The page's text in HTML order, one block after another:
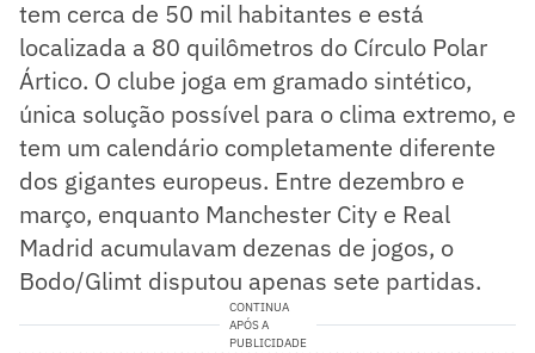
tem cerca de 50 mil habitantes e está
localizada a 80 quilômetros do Círculo Polar
Ártico. O clube joga em gramado sintético,
única solução possível para o clima extremo, e
tem um calendário completamente diferente
dos gigantes europeus. Entre dezembro e
março, enquanto Manchester City e Real
Madrid acumulavam dezenas de jogos, o
Bodo/Glimt disputou apenas sete partidas.
CONTINUA
APÓS A
PUBLICIDADE